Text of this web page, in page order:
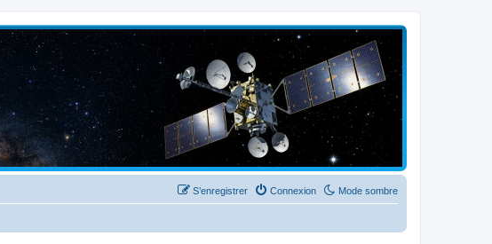
Mode sombre
Connexion
S’enregistrer